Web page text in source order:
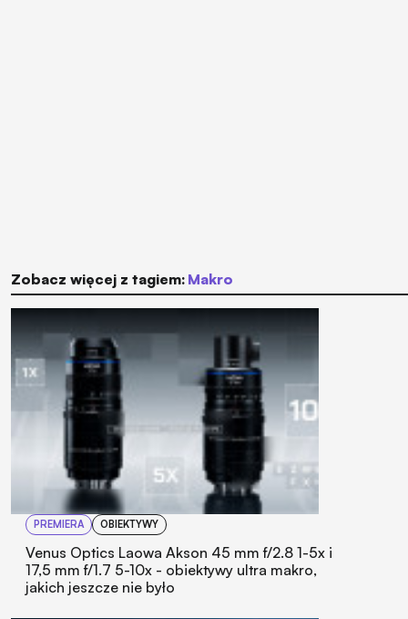
Zobacz więcej z tagiem: makro
PREMIERA OBIEKTYWY
Venus Optics Laowa Akson 45 mm f/2.8 1-5x i
17,5 mm f/1.7 5-10x - obiektywy ultra makro,
jakich jeszcze nie było